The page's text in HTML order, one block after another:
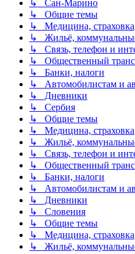
↳ Сан-Марино
↳ Общие темы
↳ Медицина, страховка
↳ Жильё,
↳ Связь, телефон и
↳ Общественный
↳ Банки, налоги
↳ Автомобилистам и
↳ Дневники
↳ Сербия
↳ Общие темы
↳ Медицина, страховка
↳ Жильё,
↳ Связь, телефон и
↳ Общественный
↳ Банки, налоги
↳ Автомобилистам и
↳ Дневники
↳ Словения
↳ Общие темы
↳ Медицина, страховка
↳ Жильё,